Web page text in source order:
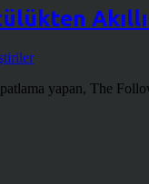
yapan, The